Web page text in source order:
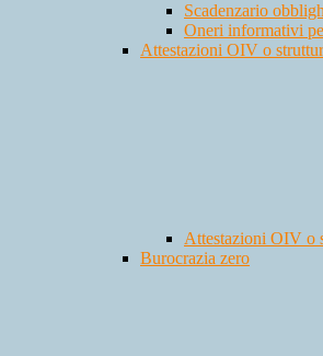
Scadenzario
Oneri informativi
Attestazioni OIV o
Attestazioni OIV o
Burocrazia zero